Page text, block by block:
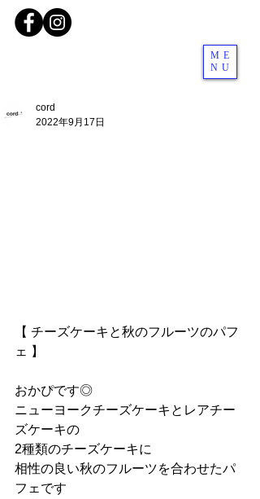
ME
NU
cord
2022年9月17日
【 チーズケーキと秋のフルーツのパフ
ェ 】
おかぴです◎
ニューヨークチーズケーキとレアチー
ズケーキの
2種類のチーズケーキに
相性の良い秋のフルーツを合わせたパ
フェです